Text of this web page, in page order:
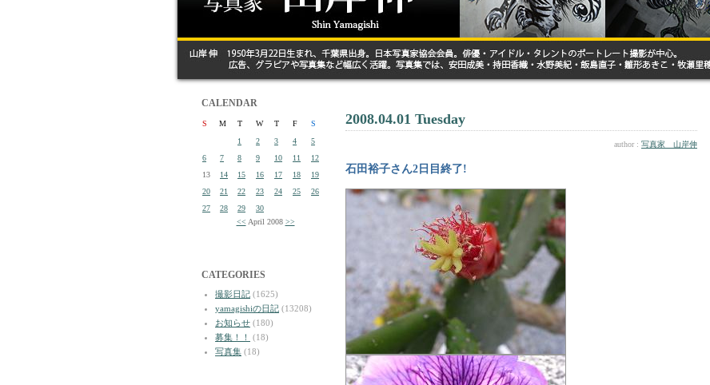
CALENDAR
S M T W T F
S
1
2 3 4
5
6
7 8 9 10 11
12
13
14 15 16 17 18
19
20
21 22 23 24 25
26
27
28 29
30
<< April 2008 >>
CATEGORIES
撮影日記 (1625)
yamagishiの日記 (13208)
お知らせ (180)
募集！！
(18)
写真集 (18)
2008.04.01 Tuesday
author : 写真家 山岸伸
石田裕子さん2日目終了!